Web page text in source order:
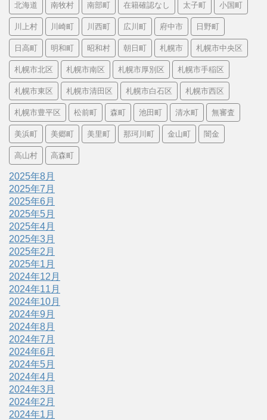
北海道 南牧村 南部町 在籍確認なし 太子町 小国町
川上村 川崎町 川西町 広川町 府中市 日野町
日高町 明和町 昭和村 朝日町 札幌市 札幌市中央区
札幌市北区 札幌市南区 札幌市厚別区 札幌市手稲区
札幌市東区 札幌市清田区 札幌市白石区 札幌市西区
札幌市豊平区 松前町 森町 池田町 清水町 無審査
美浜町 美郷町 美里町 那珂川町 金山町 闇金
高山村 高森町
2025年8月
2025年7月
2025年6月
2025年5月
2025年4月
2025年3月
2025年2月
2025年1月
2024年12月
2024年11月
2024年10月
2024年9月
2024年8月
2024年7月
2024年6月
2024年5月
2024年4月
2024年3月
2024年2月
2024年1月